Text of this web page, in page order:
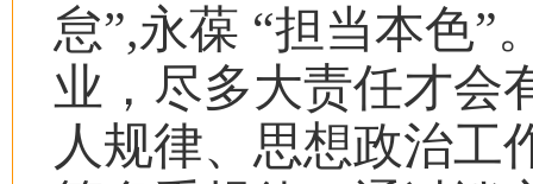
怠”,永葆 “担当本色”
业，尽多大责任才会
人规律、思想政治工